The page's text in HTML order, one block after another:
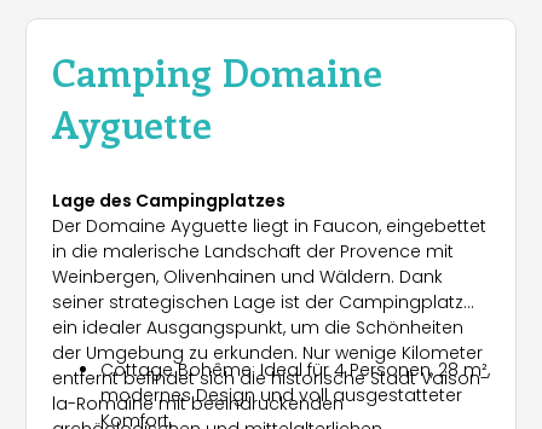
Camping Domaine
Ayguette
Lage des Campingplatzes
Der Domaine Ayguette liegt in Faucon, eingebettet
in die malerische Landschaft der Provence mit
Weinbergen, Olivenhainen und Wäldern. Dank
seiner strategischen Lage ist der Campingplatz
ein idealer Ausgangspunkt, um die Schönheiten
der Umgebung zu erkunden. Nur wenige Kilometer
entfernt befindet sich die historische Stadt Vaison-
la-Romaine mit beeindruckenden
Cottage Bohême: Ideal für 4 Personen, 28 m²,
modernes Design und voll ausgestatteter
Komfort.